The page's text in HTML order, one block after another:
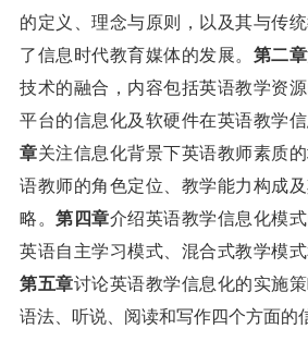
的定义、理念与原则，以及其与传
了信息时代教育媒体的发展。 第二章
技术的融合，内容包括英语教学资
平台的信息化及软硬件在英语教学信
章关注信息化背景下英语教师素质
语教师的角色定位、教学能力构成
略。 第四章介绍英语教学信息化模
英语自主学习模式、混合式教学模式
第五章讨论英语教学信息化的实施
语法、听说、阅读和写作四个方面的